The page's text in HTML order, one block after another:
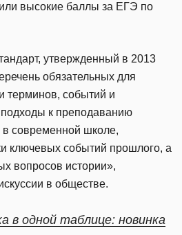
высокие баллы за ЕГЭ по
утвержденный в 2013
обязательных для
терминов, событий и
к преподаванию
в современной школе,
ключевых событий прошлого, а
вопросов истории»,
в обществе.
в одной таблице: новинка